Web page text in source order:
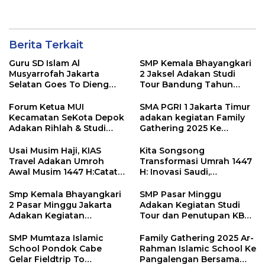
Berita Terkait
Guru SD Islam Al
Musyarrofah Jakarta
Selatan Goes To Dieng
AIA Tour Travel
SMP Kemala Bhayangkari
2 Jaksel Adakan Studi
Tour Bandung Tahun
AIA Tour Travel Depok
Forum Ketua MUI
Kecamatan SeKota Depok
Adakan Rihlah & Studi
Bersama Dirgantara AIA
Tour Travel Depok
SMA PGRI 1 Jakarta Timur
adakan kegiatan Family
Gathering 2025 Ke
Dirgantara AIA Tour Travel
Depok
Usai Musim Haji, KIAS
Travel Adakan Umroh
Awal Musim 1447 H:Catat
Kita Songsong
Transformasi Umrah 1447
H: Inovasi Saudi,
Smp Kemala Bhayangkari
2 Pasar Minggu Jakarta
Adakan Kegiatan
Kelas IX ke Yogyakarta
Bersama Dirgantara AIA
Tour Travel
SMP Pasar Minggu
Adakan Kegiatan Studi
Tour dan Penutupan KBM
Yogyakarta Bersama
Dirgantara AIA Tour Travel
SMP Mumtaza Islamic
School Pondok Cabe
Gelar Fieldtrip To
Family Gathering 2025 Ar-
Rahman Islamic School Ke
Pangalengan Bersama